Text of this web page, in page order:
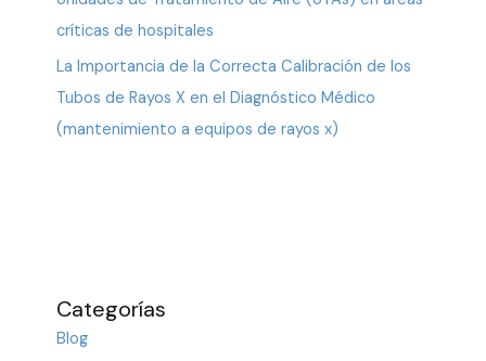
críticas de hospitales
La Importancia de la Correcta Calibración de los
Tubos de Rayos X en el Diagnóstico Médico
(mantenimiento a equipos de rayos x)
Categorías
Blog